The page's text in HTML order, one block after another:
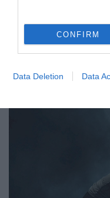
CONFIRM
Data Deletion Data